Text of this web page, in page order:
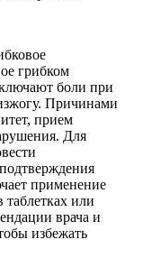
грибком
боли при
Причинами
прием
Для
применение
таблетках или
врача и
избежать